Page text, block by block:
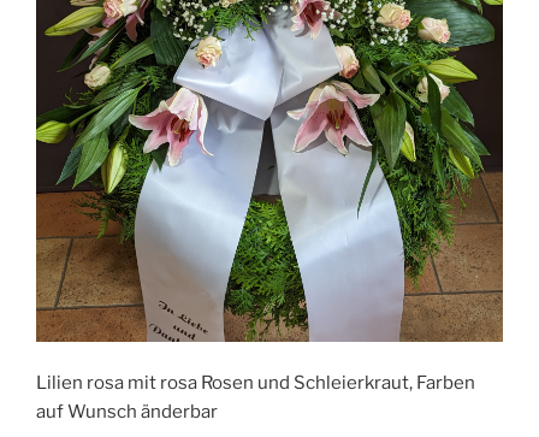
Lilien rosa mit rosa Rosen und Schleierkraut, Farben
auf Wunsch änderbar